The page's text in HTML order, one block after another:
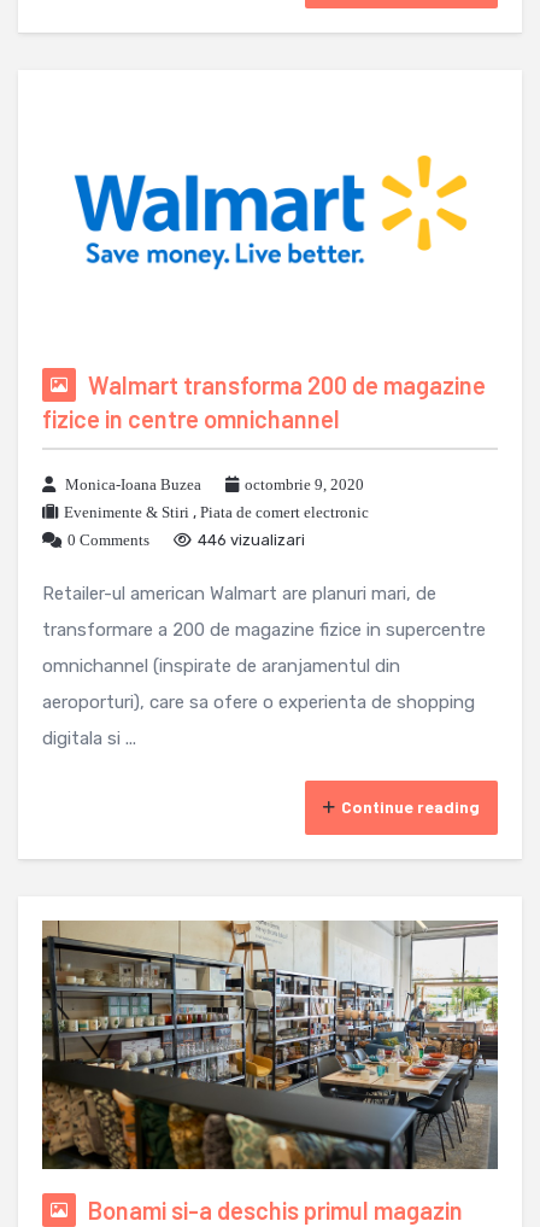
Walmart transforma 200 de magazine
fizice in centre omnichannel
Monica-Ioana Buzea
octombrie 9, 2020
Evenimente & Stiri , Piata de comert electronic
0 Comments
446 vizualizari
Retailer-ul american Walmart are planuri mari, de
transformare a 200 de magazine fizice in supercentre
omnichannel (inspirate de aranjamentul din
aeroporturi), care sa ofere o experienta de shopping
digitala si ...
Continue reading
Bonami si-a deschis primul magazin